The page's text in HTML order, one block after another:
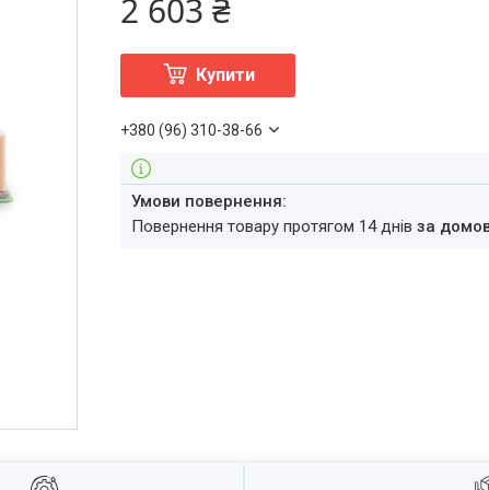
2 603 ₴
Купити
+380 (96) 310-38-66
повернення товару протягом 14 днівза